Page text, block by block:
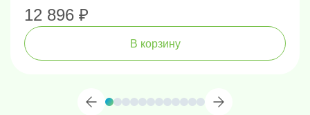
12 896 ₽
В корзину